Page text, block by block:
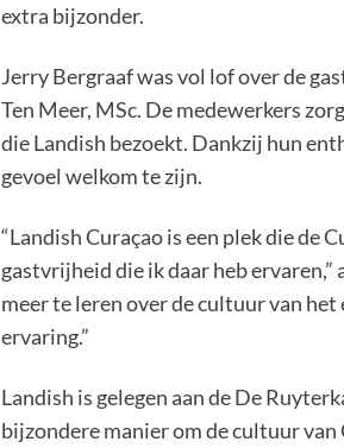
extra bijzonder.
Jerry Bergraaf was vol lof over de
Ten Meer, MSc. De medewerkers
die Landish bezoekt. Dankzij hun
gevoel welkom te zijn.
“Landish Curaçao is een plek die de
gastvrijheid die ik daar heb
meer te leren over de cultuur van
ervaring.”
Landish is gelegen aan de De
bijzondere manier om de cultuur van